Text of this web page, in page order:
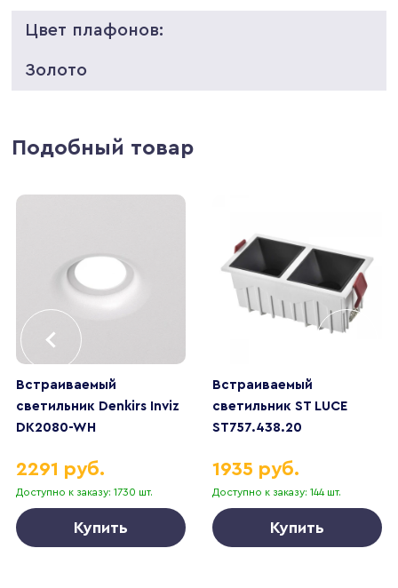
Цвет плафонов:
Золото
Подобный товар
Встраиваемый
светильник Denkirs Inviz
DK2080-WH
Доступно к заказу: 1730 шт.
2291 руб.
Купить
Встраиваемый
светильник ST LUCE
ST757.438.20
Доступно к заказу: 144 шт.
1935 руб.
Купить